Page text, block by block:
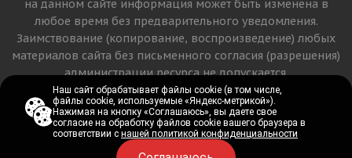
на данном сайте информация может быть изменена в
любое время без предварительного уведомления.
Заимствование (копирование, воспроизведение) любых
материалов сайта без письменного согласия (разрешения)
администрации ресурса не допускается.
Версия для печати
Наш сайт обрабатывает файлы cookie (в том числе,
файлы cookie, используемые «Яндекс-метрикой»).
Нажимая на кнопку «Соглашаюсь», вы даете свое
согласие на обработку файлов cookie вашего браузера в
соответствии снашей политикой конфиденциальности
Наш сайт обрабатывает файлы cookie (в том числе,
файлы cookie, используемые «Яндекс-метрикой»).
Нажимая на кнопку «Соглашаюсь», вы даете свое
согласие на обработку файлов cookie вашего браузера в
соответствии снашей политикой конфиденциальности